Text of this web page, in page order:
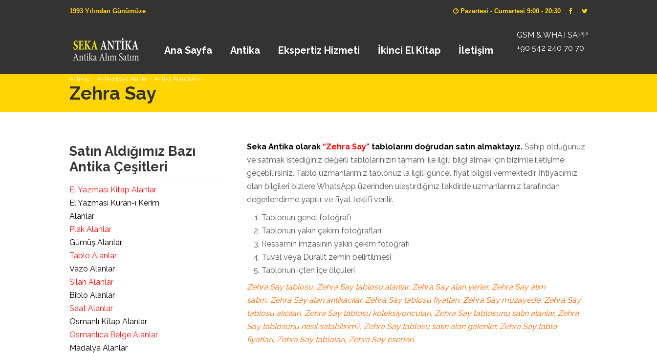
1993 Yılından Günümüze Pazartesi - Cumartesi 9:00 - 20:30
Antikacı – Antika Eşya Alanlar – Antika Alım Satım
GSM & WHATSAPP
+90 542 240 70 70
Ana Sayfa Antika Ekspertiz Hizmeti İkinci El Kitap İletişim
Zehra Say
Seka Antika olarak “Zehra Say” tablolarını doğrudan satın almaktayız. Sahip olduğunuz
ve satmak istediğiniz değerli tablolarınızın tamamı ile ilgili bilgi almak için bizimle iletişime
geçebilirsiniz. Tablo uzmanlarımız tablonuz la ilgili güncel fiyat bilgisi vermektedir. İhtiyacımız
olan bilgileri bizlere WhatsApp üzerinden ulaştırdığınız takdirde uzmanlarımız tarafından
değerlendirme yapılır ve fiyat teklifi verilir.
Tablonun genel fotoğrafı
Tablonun yakın çekim fotoğrafları
Ressamın imzasının yakın çekim fotoğrafı
Tuval veya Duralit zemin belirtilmesi
Tablonun içten içe ölçüleri
Zehra Say tablosu, Zehra Say tablosu alanlar, Zehra Say alan yerler, Zehra Say alım
satım, Zehra Say alan antikacılar, Zehra Say tablosu fiyatları, Zehra Say müzayede, Zehra Say
tablosu alıcıları, Zehra Say tablosu koleksiyoncuları, Zehra Say tablosunu satın alanlar, Zehra
Say tablosunu nasıl satabilirim?, Zehra Say tablosu satın alan galeriler, Zehra Say tablo
fiyatları, Zehra Say tabloları, Zehra Say eserleri.
Satın Aldığımız Bazı
Antika Çeşitleri
El Yazması Kitap Alanlar
El Yazması Kuran-ı Kerim
Alanlar
Plak Alanlar
Gümüş Alanlar
Tablo Alanlar
Vazo Alanlar
Silah Alanlar
Biblo Alanlar
Saat Alanlar
Osmanlı Kitap Alanlar
Osmanlıca Belge Alanlar
Madalya Alanlar